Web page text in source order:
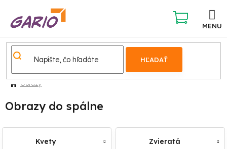
obsah
HĽADAŤ
NÁKUPNÝ
KOŠÍK
Obrazy
Obrazy do spálne
Kvety Zvieratá